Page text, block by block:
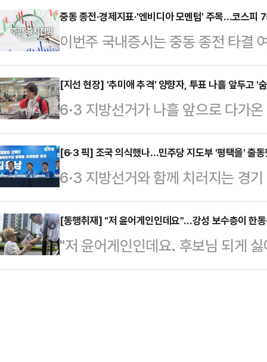
중동 종전·경제지표·'엔비디아 모멘텀' 주목…코스
이번주 국내증시는 중동 종전 타결
등에 영향을 받을 전망이다. 증권
제시했다.지난주(5월 26~29일)
사이에서 움직였다.지난 26일 종
이후, 27일에는 삼성전자·SK하이
향으로 장중 8400선까지 돌파했
가능성이 대두되며 숨고르기 장세
[지선 현장] '추미애 추격' 양향자, 투표 나흘 앞두고 '
6·3 지방선거가 나흘 앞으로 다가
사 후보를 추격 중인 양향자 국민의
를 이어갔다.30일 추미애 후보는 5
을 찾았지만 양향자 후보는 7곳에
보는 이날 오전 유세 일정 이동 과
시민들과 접촉면을 넓혔다. 수원역
중앙공원 유세 장소까지 전철로 이
후보는 지하철 안에서 시민…
[6·3 픽] 조국 의식했나…민주당 지도부 '평택을' 출
6·3 지방선거와 함께 치러지는 경
든 가운데, 더불어민주당 지도부가
정작 김용남 후보 후원회장이자 당
서 일각에서는 그 배경을 둘러싼 해
본선거를 나흘 앞둔 30일, 민주당
[동행취재] "저 윤어게인인데요"…강성 보수층이 한
"저 윤어게인인데요. 후보님 되게
어요."사전투표 마지막 날인 30일,